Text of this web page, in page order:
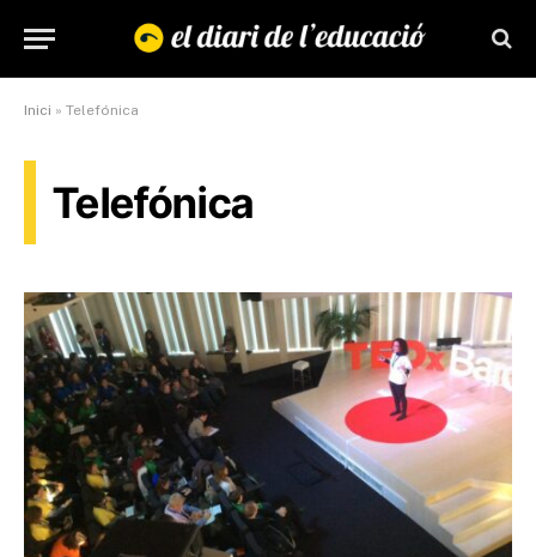
Inici » Telefónica
Telefónica